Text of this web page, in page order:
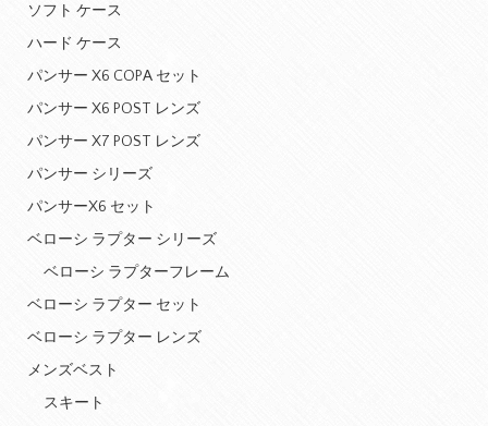
ソフト ケース
ハード ケース
パンサー X6 COPA セット
パンサー X6 POST レンズ
パンサー X7 POST レンズ
パンサー シリーズ
パンサーX6 セット
ベローシ ラプター シリーズ
ベローシ ラプターフレーム
ベローシ ラプター セット
ベローシ ラプター レンズ
メンズベスト
スキート